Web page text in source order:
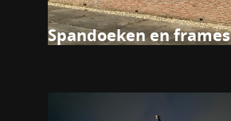
Spandoeken en frames